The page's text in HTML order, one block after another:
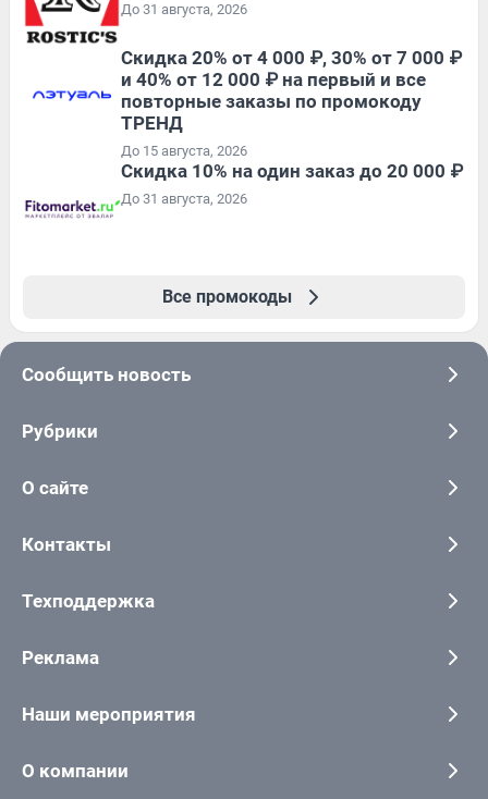
До 31 августа, 2026
Скидка 20% от 4 000 ₽, 30% от 7 000 ₽
и 40% от 12 000 ₽ на первый и все
повторные заказы по промокоду
ТРЕНД
До 15 августа, 2026
Скидка 10% на один заказ до 20 000 ₽
До 31 августа, 2026
Все промокоды
Сообщить новость
Рубрики
О сайте
Контакты
Техподдержка
Реклама
Наши мероприятия
О компании